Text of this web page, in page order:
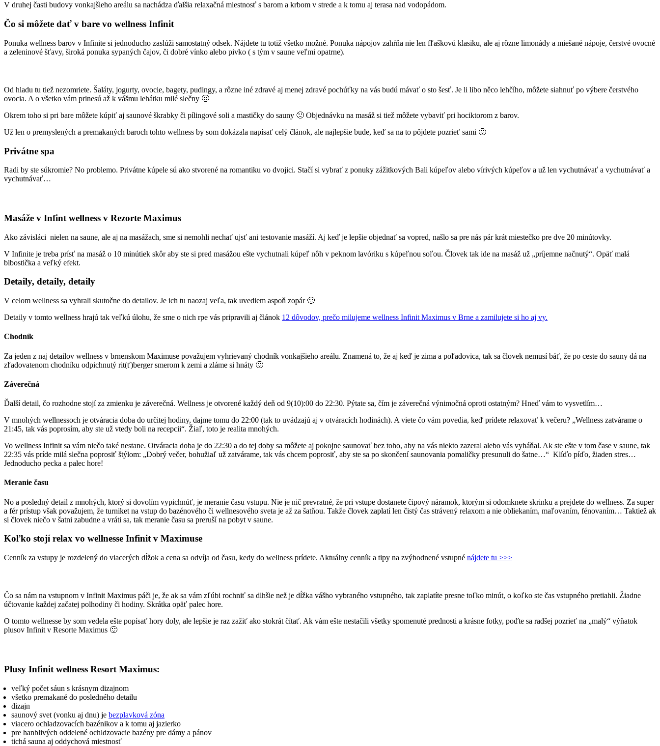
V druhej časti budovy vonkajšieho areálu sa nachádza ďalšia relaxačná miestnosť s barom a krbom v strede a k tomu aj terasa nad vodopádom.
Čo si môžete dať v bare vo wellness Infinit
Ponuka wellness barov v Infinite si jednoducho zaslúži samostatný odsek. Nájdete tu totiž všetko možné. Ponuka nápojov zahŕňa nie len fľaškovú klasiku, ale aj rôzne limonády a miešané nápoje, čerstvé ovocné
a zeleninové šťavy, široká ponuka sypaných čajov, či dobré vínko alebo pivko ( s tým v saune veľmi opatrne).
Od hladu tu tiež nezomriete. Šaláty, jogurty, ovocie, bagety, pudingy, a rôzne iné zdravé aj menej zdravé pochúťky na vás budú mávať o sto šesť. Je li libo něco lehčího, môžete siahnuť po výbere čerstvého
ovocia. A o všetko vám prinesú až k vášmu lehátku milé slečny 🙂
Okrem toho si pri bare môžete kúpiť aj saunové škrabky či pílingové soli a mastičky do sauny 🙂 Objednávku na masáž si tiež môžete vybaviť pri hociktorom z barov.
Už len o premyslených a premakaných baroch tohto wellness by som dokázala napísať celý článok, ale najlepšie bude, keď sa na to pôjdete pozrieť sami 🙂
Privátne spa
Radi by ste súkromie? No problemo. Privátne kúpele sú ako stvorené na romantiku vo dvojici. Stačí si vybrať z ponuky zážitkových Bali kúpeľov alebo vírivých kúpeľov a už len vychutnávať a vychutnávať a
vychutnávať…
Masáže v Infint wellness v Rezorte Maximus
Ako závisláci nielen na saune, ale aj na masážach, sme si nemohli nechať ujsť ani testovanie masáží. Aj keď je lepšie objednať sa vopred, našlo sa pre nás pár krát miestečko pre dve 20 minútovky.
V Infinite je treba prísť na masáž o 10 minútiek skôr aby ste si pred masážou ešte vychutnali kúpeľ nôh v peknom lavóriku s kúpeľnou soľou. Človek tak ide na masáž už „príjemne načnutý“. Opäť malá
blbostička a veľký efekt.
Detaily, detaily, detaily
V celom wellness sa vyhrali skutočne do detailov. Je ich tu naozaj veľa, tak uvediem aspoň zopár 🙂
Detaily v tomto wellness hrajú tak veľkú úlohu, že sme o nich rpe vás pripravili aj článok 12 dôvodov, prečo milujeme wellness Infinit Maximus v Brne a zamilujete si ho aj vy.
Chodník
Za jeden z naj detailov wellness v brnenskom Maximuse považujem vyhrievaný chodník vonkajšieho areálu. Znamená to, že aj keď je zima a poľadovica, tak sa človek nemusí báť, že po ceste do sauny dá na
zľadovatenom chodníku odpichnutý rit(ť)berger smerom k zemi a zláme si hnáty 🙂
Záverečná
Ďalší detail, čo rozhodne stojí za zmienku je záverečná. Wellness je otvorené každý deň od 9(10):00 do 22:30. Pýtate sa, čím je záverečná výnimočná oproti ostatným? Hneď vám to vysvetlím…
V mnohých wellnessoch je otváracia doba do určitej hodiny, dajme tomu do 22:00 (tak to uvádzajú aj v otváracích hodinách). A viete čo vám povedia, keď prídete relaxovať k večeru? „Wellness zatvárame o
21:45, tak vás poprosím, aby ste už vtedy boli na recepcii“. Žiaľ, toto je realita mnohých.
Vo wellness Infinit sa vám niečo také nestane. Otváracia doba je do 22:30 a do tej doby sa môžete aj pokojne saunovať bez toho, aby na vás niekto zazeral alebo vás vyháňal. Ak ste ešte v tom čase v saune, tak
22:35 vás príde milá slečna poprosiť štýlom: „Dobrý večer, bohužiaľ už zatvárame, tak vás chcem poprosiť, aby ste sa po skončení saunovania pomaličky presunuli do šatne…“ Klíďo píďo, žiaden stres…
Jednoducho pecka a palec hore!
Meranie času
No a posledný detail z mnohých, ktorý si dovolím vypichnúť, je meranie času vstupu. Nie je nič prevratné, že pri vstupe dostanete čipový náramok, ktorým si odomknete skrinku a prejdete do wellness. Za super
a fér prístup však považujem, že turniket na vstup do bazénového či wellnesového sveta je až za šatňou. Takže človek zaplatí len čistý čas strávený relaxom a nie obliekaním, maľovaním, fénovaním… Taktiež ak
si človek niečo v šatni zabudne a vráti sa, tak meranie času sa preruší na pobyt v saune.
Koľko stojí relax vo wellnesse Infinit v Maximuse
Cenník za vstupy je rozdelený do viacerých dĺžok a cena sa odvíja od času, kedy do wellness prídete. Aktuálny cenník a tipy na zvýhodnené vstupné nájdete tu >>>
Čo sa nám na vstupnom v Infinit Maximus páči je, že ak sa vám zľúbi rochniť sa dlhšie než je dĺžka vášho vybraného vstupného, tak zaplatíte presne toľko minút, o koľko ste čas vstupného pretiahli. Žiadne
účtovanie každej začatej polhodiny či hodiny. Skrátka opäť palec hore.
O tomto wellnesse by som vedela ešte popísať hory doly, ale lepšie je raz zažiť ako stokrát čítať. Ak vám ešte nestačili všetky spomenuté prednosti a krásne fotky, poďte sa radšej pozrieť na „malý“ výňatok
plusov Infinit v Resorte Maximus 🙂
Plusy Infinit wellness Resort Maximus:
veľký počet sáun s krásnym dizajnom
všetko premakané do posledného detailu
dizajn
saunový svet (vonku aj dnu) je bezplavková zóna
viacero ochladzovacích bazénikov a k tomu aj jazierko
pre hanblivých oddelené ochldzovacie bazény pre dámy a pánov
tichá sauna aj oddychová miestnosť